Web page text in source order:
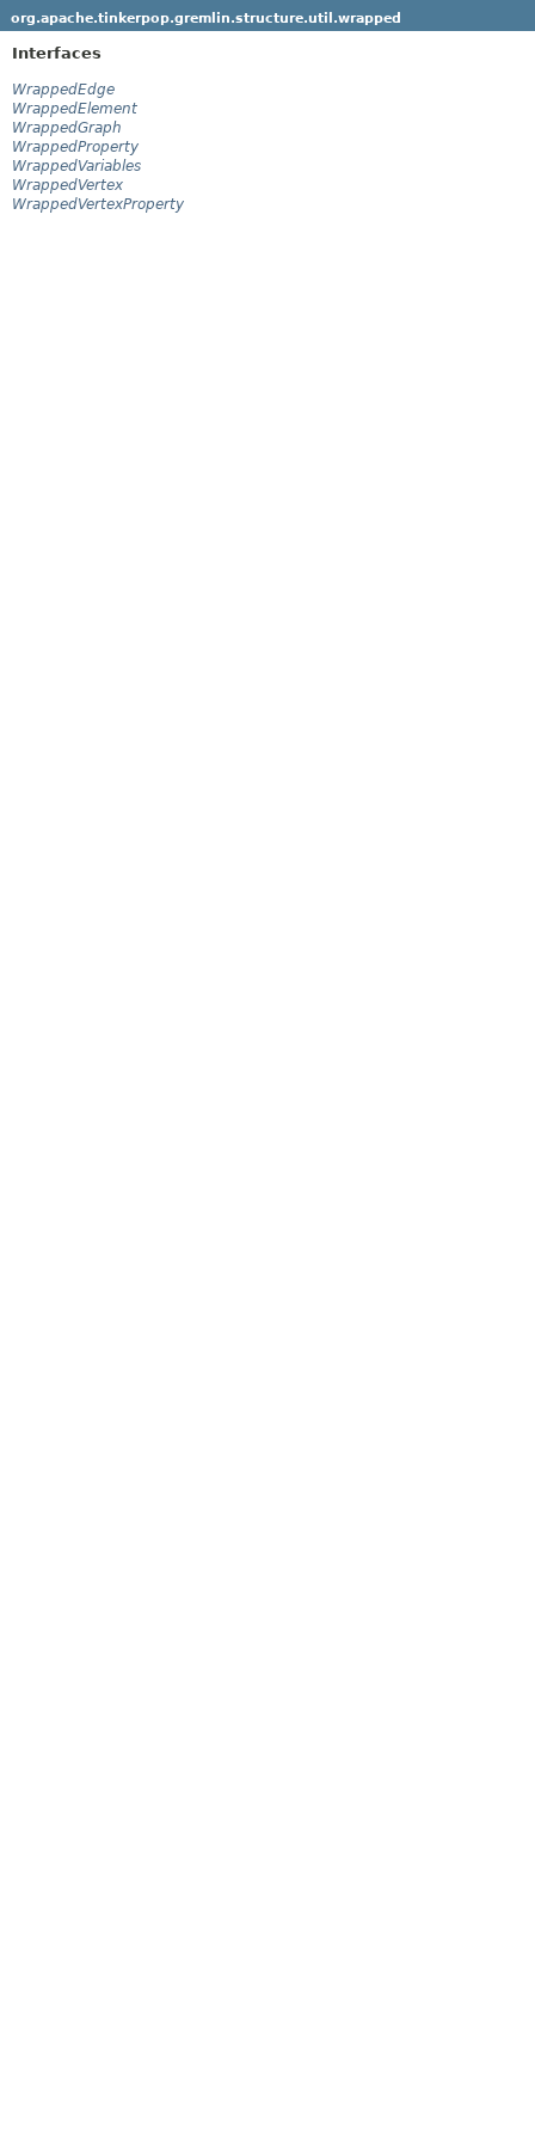
org.apache.tinkerpop.gremlin.structure.util.wrapped
Interfaces
WrappedEdge
WrappedElement
WrappedGraph
WrappedProperty
WrappedVariables
WrappedVertex
WrappedVertexProperty